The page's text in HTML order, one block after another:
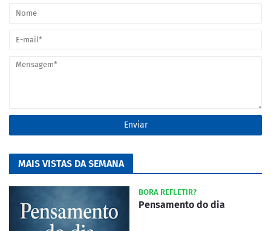
MAIS VISTAS DA SEMANA
BORA REFLETIR?
Pensamento do dia